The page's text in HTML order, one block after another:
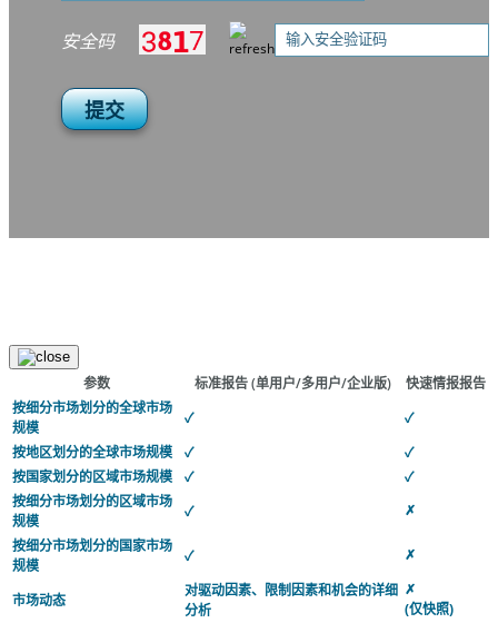
安全码
提交
参数 标准报告(单用户/多用户/企业版)
快速情报报告
按细分市场划分的全球市场
规模
✓
✓
按地区划分的全球市场规模
✓
✓
按国家划分的区域市场规模
✓
✓
按细分市场划分的区域市场
规模
✓
✗
按细分市场划分的国家市场
规模
✓ ✗
市场动态
对驱动因素、限制因素和机会的详细
分析
✗
(仅快照)